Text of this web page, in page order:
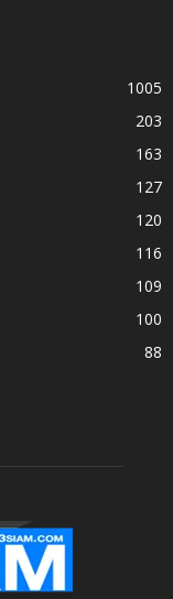
1005
203
163
127
120
116
109
100
88